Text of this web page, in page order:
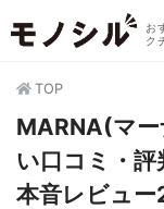
お
ク
TOP
MARNA(マ
い口コミ・
本音レビュー